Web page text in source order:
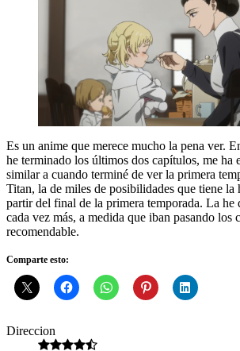
Es un anime que merece mucho la pena ver.
he terminado los últimos dos capítulos, me ha
similar a cuando terminé de ver la primera
Titan, la de miles de posibilidades que tiene la
partir del final de la primera temporada. La he
cada vez más, a medida que iban pasando los
recomendable.
Comparte esto:
Direccion